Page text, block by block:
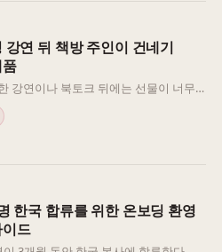
강연 뒤 책방 주인이 건네기
강연이나 북토크 뒤에는 선물이 너무
무 가볍게 보이면 감사의 마음이 흐려
책방에서 직접 건네는 답례품은 행사
한국 합류를 위한 온보딩 환영
드